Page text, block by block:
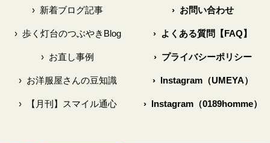
› 新着ブログ記事
›歩く灯台のつぶやきBlog
› お直し事例
›お洋服屋さんの豆知識
›【月刊】スマイル通心
›お問い合わせ
› よくある質問【FAQ】
›プライバシーポリシー
›Instagram（UMEYA）
›Instagram（0189homme）